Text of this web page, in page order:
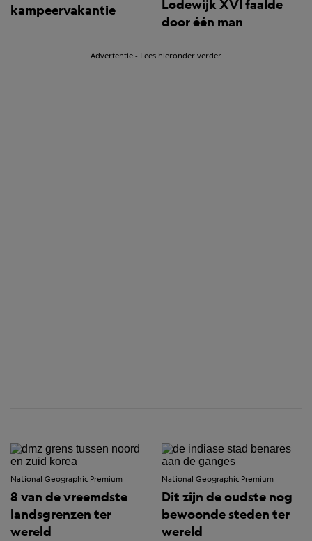
kampeervakantie
Lodewijk XVI faalde
door één man
Advertentie - Lees hieronder verder
National Geographic Premium
8 van de vreemdste
landsgrenzen ter
wereld
National Geographic Premium
Dit zijn de oudste nog
bewoonde steden ter
wereld